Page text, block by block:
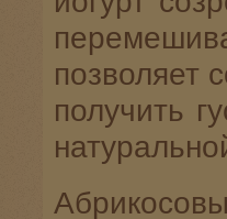
позволяет
получить